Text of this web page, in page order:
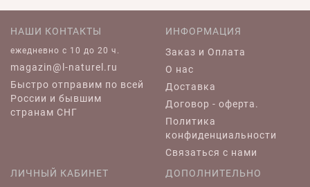
НАШИ КОНТАКТЫ
ежедневно c 10 до 20 ч.
magazin@l-naturel.ru
Быстро отправим по всей
России и бывшим
странам СНГ
ИНФОРМАЦИЯ
Заказ и Оплата
О нас
Доставка
Договор - оферта.
Политика
конфиденциальности
Связаться с нами
ЛИЧНЫЙ КАБИНЕТ
ДОПОЛНИТЕЛЬНО